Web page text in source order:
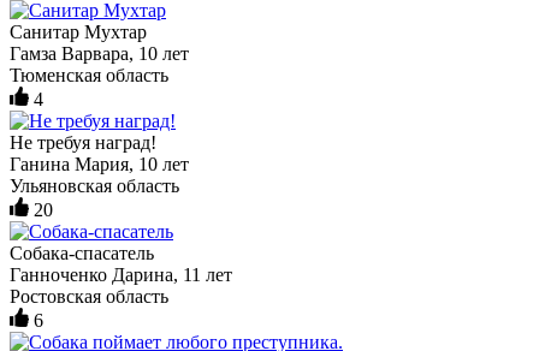
Санитар Мухтар
Гамза Варвара, 10 лет
Тюменская область
4
Не требуя наград!
Ганина Мария, 10 лет
Ульяновская область
20
Собака-спасатель
Ганноченко Дарина, 11 лет
Ростовская область
6